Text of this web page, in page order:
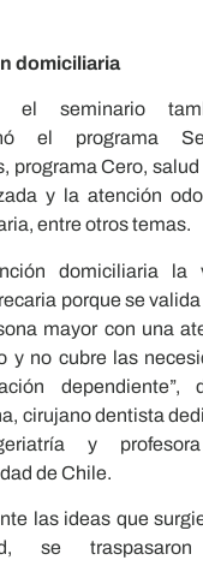
domiciliaria
el seminario
el programa
programa Cero, salud
y la atención
entre otros temas.
domiciliaria la
porque se
mayor con una
y no cubre las
dependiente”,
cirujano dentista
y
de Chile.
las ideas que
se